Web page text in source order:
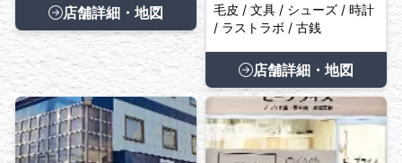
店舗詳細・地図
毛皮 / 文具 / シューズ / 時計
/ ラストラボ / 古銭
店舗詳細・地図